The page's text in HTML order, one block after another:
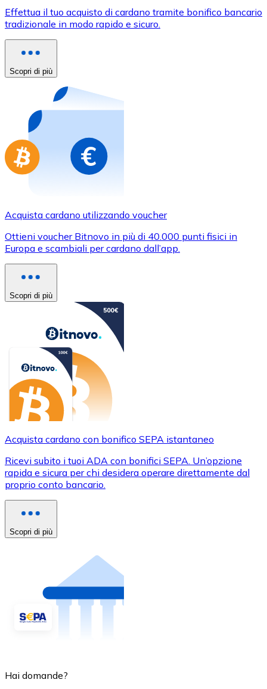
Usa le carte Visa e Mastercard per acquistare
Acquista con carta
Acquista gift card dei tuoi marchi preferiti con
Vai al negozio di carte regalo
Effettua il tuo acquisto di cardano tramite bonifico bancario
tradizionale in modo rapido e sicuro.
Scopri di più
Acquista cardano utilizzando voucher
Ottieni voucher Bitnovo in più di 40.000 punti fisici in
Europa e scambiali per cardano dall’app.
Scopri di più
Acquista cardano con bonifico SEPA istantaneo
Ricevi subito i tuoi ADA con bonifici SEPA. Un’opzione
rapida e sicura per chi desidera operare direttamente dal
proprio conto bancario.
Scopri di più
Hai domande?